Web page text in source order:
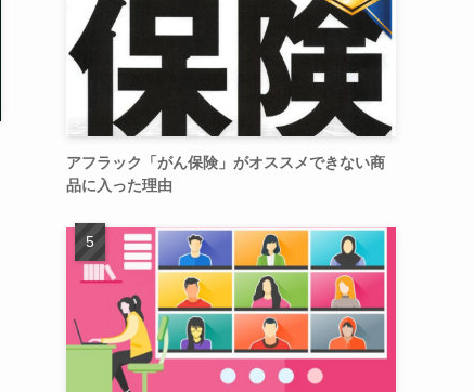
アフラック「がん保険」がオススメできない商
品に入った理由